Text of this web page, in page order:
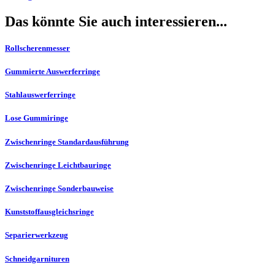
Das könnte Sie auch interessieren...
Rollscherenmesser
Gummierte Auswerferringe
Stahlauswerferringe
Lose Gummiringe
Zwischenringe Standardausführung
Zwischenringe Leichtbauringe
Zwischenringe Sonderbauweise
Kunststoffausgleichsringe
Separierwerkzeug
Schneidgarnituren